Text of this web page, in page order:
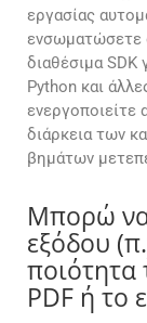
εργασίας
ενσωματώσετε
διαθέσιμα SDK
Python και
διάρκεια των
βημάτων
Μπορώ
εξόδου
ποιότητα
PDF ή το